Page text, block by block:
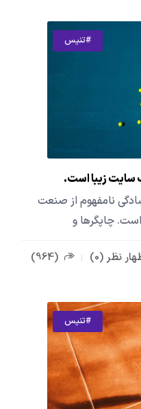
#تنیس
زیبا است.
نامفهوم از صنعت
چاپگرها و
نظر (0) (964)
#تنیس